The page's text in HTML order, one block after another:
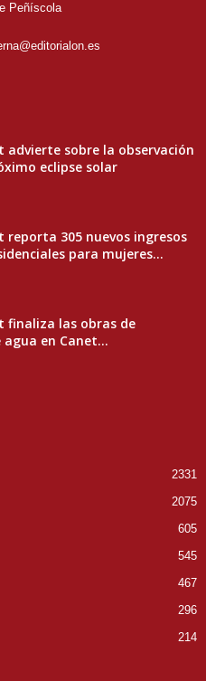
Peñíscola
advierte sobre la observación
eclipse solar
reporta 305 nuevos ingresos
para mujeres...
finaliza las obras de
en Canet...
2331
2075
605
545
467
296
214